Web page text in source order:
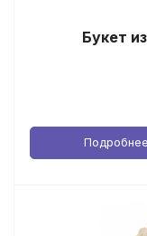
Букет
Подробнее